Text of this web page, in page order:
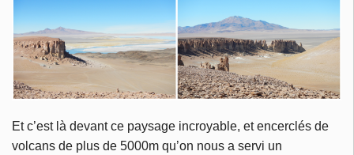
Et c’est là devant ce paysage incroyable, et encerclés de
volcans de plus de 5000m qu’on nous a servi un